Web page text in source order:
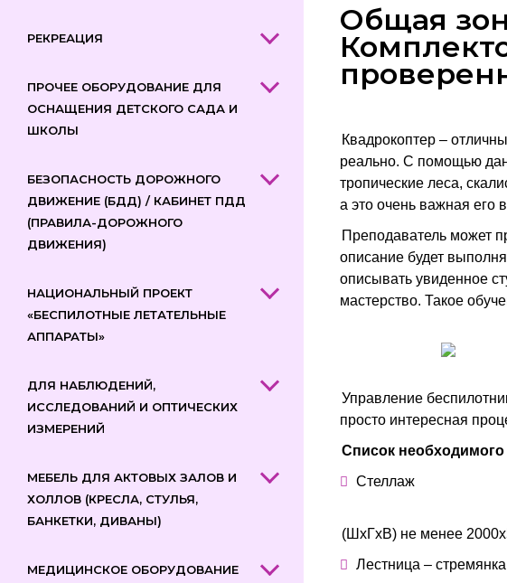
РЕКРЕАЦИЯ
ПРОЧЕЕ ОБОРУДОВАНИЕ ДЛЯ
ОСНАЩЕНИЯ ДЕТСКОГО САДА И
ШКОЛЫ
БЕЗОПАСНОСТЬ ДОРОЖНОГО
ДВИЖЕНИЕ (БДД) / КАБИНЕТ ПДД
(ПРАВИЛА-ДОРОЖНОГО
ДВИЖЕНИЯ)
НАЦИОНАЛЬНЫЙ ПРОЕКТ
«БЕСПИЛОТНЫЕ ЛЕТАТЕЛЬНЫЕ
АППАРАТЫ»
ДЛЯ НАБЛЮДЕНИЙ,
ИССЛЕДОВАНИЙ И ОПТИЧЕСКИХ
ИЗМЕРЕНИЙ
МЕБЕЛЬ ДЛЯ АКТОВЫХ ЗАЛОВ И
ХОЛЛОВ (КРЕСЛА, СТУЛЬЯ,
БАНКЕТКИ, ДИВАНЫ)
МЕДИЦИНСКОЕ ОБОРУДОВАНИЕ
Общая
Квадрокоптер –
реально. С помощью
тропические леса,
а это очень важная его
Преподаватель может
описание будет
описывать увиденное
мастерство. Такое
Управление
просто интересная
Список
Стеллаж
(ШхГхВ) не менее
Лестница – стремянка